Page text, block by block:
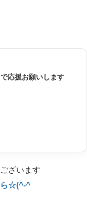
応援お願いします
ざいます
ら☆(^-^